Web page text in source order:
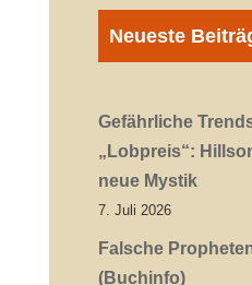
Neueste
Gefährliche
„Lobpreis“:
neue Mystik
7. Juli 2026
Falsche
(Buchinfo)